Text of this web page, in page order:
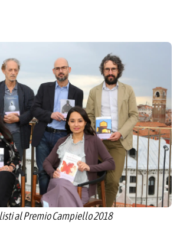
al Premio Campiello 2018